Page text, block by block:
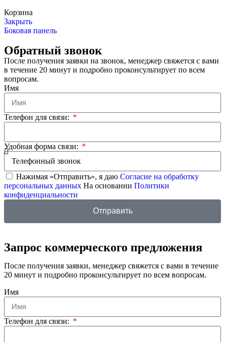
Корзина
Закрыть
Боковая панель
Обратный звонок
После получения заявки на звонок, менеджер свяжется с вами
в течение 20 минут и подробно проконсультирует по всем
вопросам.
Имя
Телефон для связи:
Удобная форма связи:
Нажимая «Отправить», я даю Согласие на обработку
персональных данных На основании Политики
конфиденциальности
Отправить
Запрос коммерческого предложения
После получения заявки, менеджер свяжется с вами в течение
20 минут и подробно проконсультирует по всем вопросам.
Имя
Телефон для связи: